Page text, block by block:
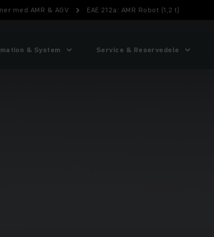
med AMR & AGV EAE 212a: AMR Robot (1,2 t)
& System Service & Reservedele